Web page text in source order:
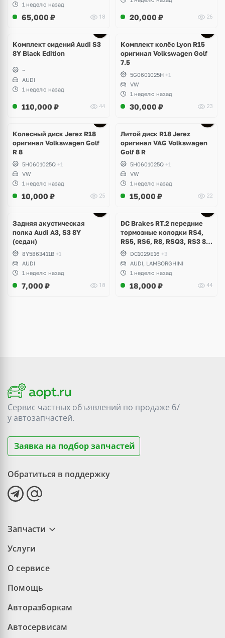
1 неделю назад
65,000 ₽ 18 20,000 ₽ 26
Комплект сидений Audi S3
8Y Black Edition
~
AUDI
1 неделю назад
110,000 ₽ 44
Комплект колёс Lyon R15
оригинал Volkswagen Golf
7.5
5G0601025H +1
VW
1 неделю назад
30,000 ₽ 23
Колесный диск Jerez R18
оригинал Volkswagen Golf
R 8
5H0601025Q +1
VW
1 неделю назад
10,000 ₽ 25
Литой диск R18 Jerez
оригинал VAG Volkswagen
Golf 8 R
5H0601025Q +1
VW
1 неделю назад
15,000 ₽ 22
Задняя акустическая
полка Audi A3, S3 8Y
(седан)
8Y5863411B +1
AUDI
1 неделю назад
7,000 ₽ 18
DC Brakes RT.2 передние
тормозные колодки RS4,
RS5, RS6, R8, RSQ3, RS3 8V
(комплект 8 шт)
DC1029E16 +3
AUDI, LAMBORGHINI
1 неделю назад
18,000 ₽ 44
Сервис частных объявлений по продаже б/
уавтозапчастей.
Заявка на подбор запчастей
Обратиться в поддержку
Запчасти
Услуги
О сервисе
Помощь
Авторазборкам
Автосервисам